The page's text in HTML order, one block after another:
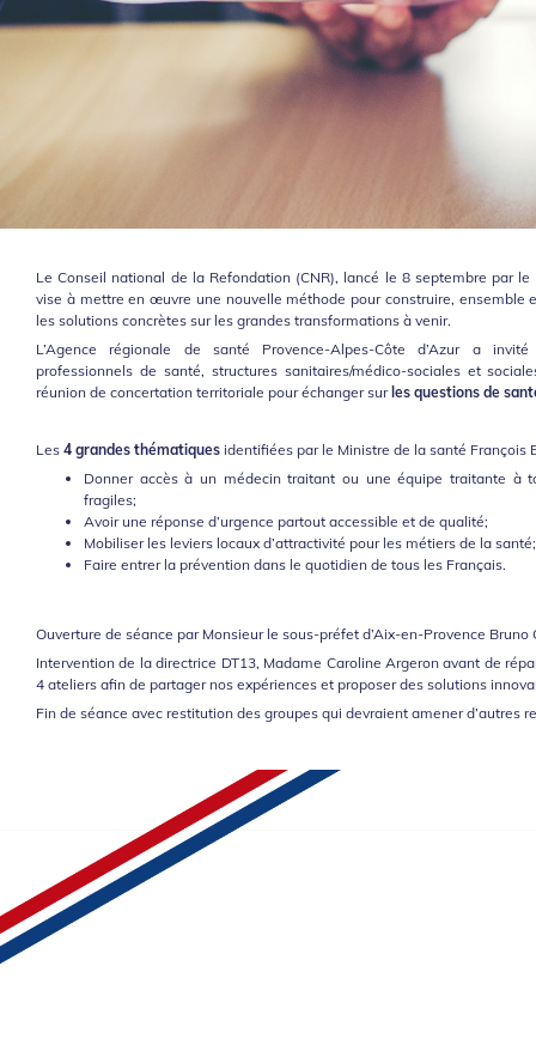
Le Conseil national de la Refondation (CNR), lancé le 8 septembre par
vise à mettre en œuvre une nouvelle méthode pour construire, ensemble
les solutions concrètes sur les grandes transformations à venir.
L’Agence régionale de santé Provence-Alpes-Côte d’Azur a
professionnels de santé, structures sanitaires/médico-sociales et
réunion de concertation territoriale pour échanger sur les questions de
Les 4 grandes thématiques identifiées par le Ministre de la santé François
Donner accès à un médecin traitant ou une équipe traitante à
fragiles;
Avoir une réponse d’urgence partout accessible et de qualité;
Mobiliser les leviers locaux d’attractivité pour les métiers de la santé;
Faire entrer la prévention dans le quotidien de tous les Français.
Ouverture de séance par Monsieur le sous-préfet d’Aix-en-Provence Bruno
Intervention de la directrice DT13, Madame Caroline Argeron avant de
4 ateliers afin de partager nos expériences et proposer des solutions
Fin de séance avec restitution des groupes qui devraient amener d’autres